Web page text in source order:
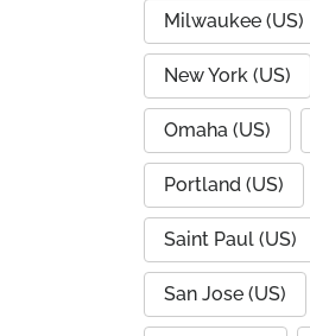
Milwaukee (US)
New York (US)
Omaha (US)
Portland (US)
Saint Paul (US)
San Jose (US)